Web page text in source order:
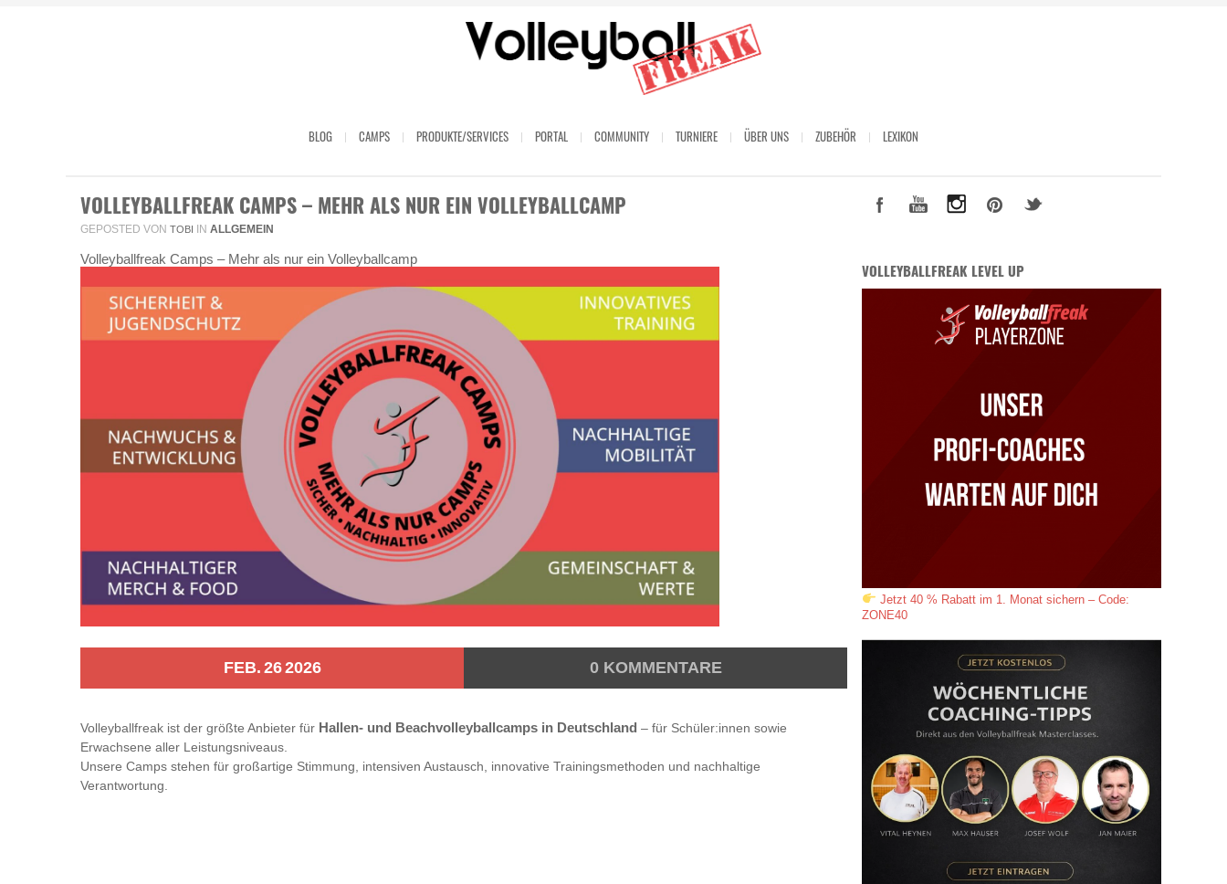
BLOG CAMPS PRODUKTE/SERVICES PORTAL COMMUNITY TURNIERE ÜBER UNS ZUBEHÖR LEXIKON
VOLLEYBALLFREAK CAMPS – MEHR ALS NUR EIN VOLLEYBALLCAMP
GEPOSTED VON TOBI IN ALLGEMEIN
Volleyballfreak Camps – Mehr als nur ein Volleyballcamp
FEB. 262026 0KOMMENTARE
Volleyballfreak ist der größte Anbieter für Hallen- und Beachvolleyballcamps in Deutschland – für Schüler:innen sowie
Erwachsene aller Leistungsniveaus.
Unsere Camps stehen für großartige Stimmung, intensiven Austausch, innovative Trainingsmethoden und nachhaltige
Verantwortung.
VOLLEYBALLFREAK LEVEL UP
Jetzt 40 % Rabatt im 1. Monat sichern – Code:
ZONE40